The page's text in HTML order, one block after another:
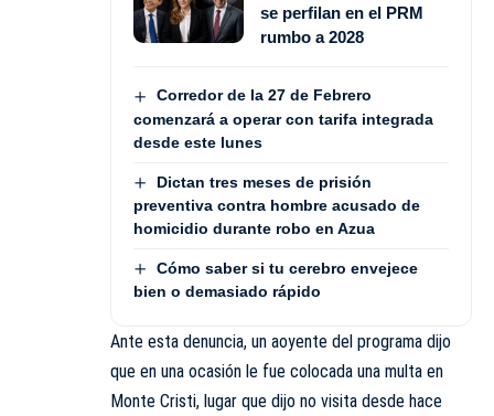
se perfilan en el PRM
rumbo a 2028
Corredor de la 27 de Febrero
comenzará a operar con tarifa integrada
desde este lunes
Dictan tres meses de prisión
preventiva contra hombre acusado de
homicidio durante robo en Azua
Cómo saber si tu cerebro envejece
bien o demasiado rápido
Ante esta denuncia, un aoyente del programa dijo
que en una ocasión le fue colocada una multa en
Monte Cristi, lugar que dijo no visita desde hace